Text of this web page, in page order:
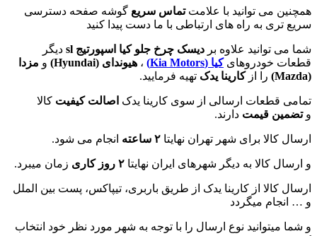
همچنین می توانید با علامتتماس سریع گوشه صفحه دسترسی
سریع تری به راه های ارتباطی با ما دست پیدا کنید
شما می توانید علاوه بر دیسک چرخ جلو کیا اسپورتیج sl
دیگر
قطعات خودروهایکیا (Kia Motors) ، هیوندای (Hyundai
) و مزدا
(
Mazda
) را ازکارینا یدک تهیه فرمایید.
تمامی قطعات ارسالی از سوی کارینا یدک اصالت کیفیت کالا
وتضمین قیمت دارند.
ارسال کالا برای شهر تهران نهایتا ۲ ساعته انجام می شود.
و ارسال کالا به دیگر شهرهای ایران نهایتا ۲ روز کاری زمان میبرد.
ارسال کالا از کارینا یدک از طریق باربری، تیپاکس، پست بین الملل
و … انجام میگردد
و شما میتوانید نوع ارسال را با توجه به شهر مورد نظر خود انتخاب